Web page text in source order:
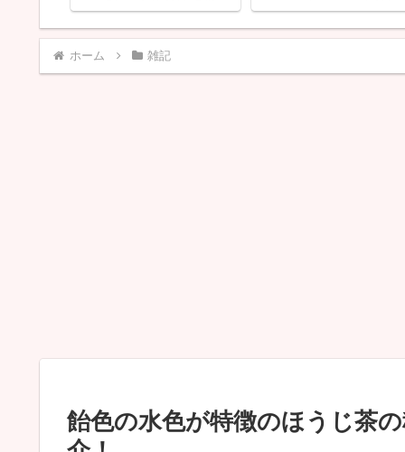
ホーム 雑記
飴色の水色が特徴のほうじ茶